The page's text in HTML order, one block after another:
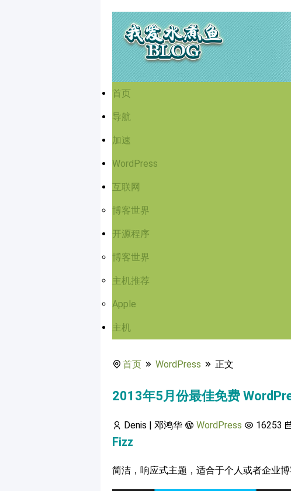
首页
导航
加速
WordPress
互联网
博客世界
开源程序
博客世界
主机推荐
Apple
主机
首页 WordPress 正文
2013年5月份最佳免费
Denis | 邓鸿华 WordPress 16253
Fizz
简洁，响应式主题，适合于个人或者企业博